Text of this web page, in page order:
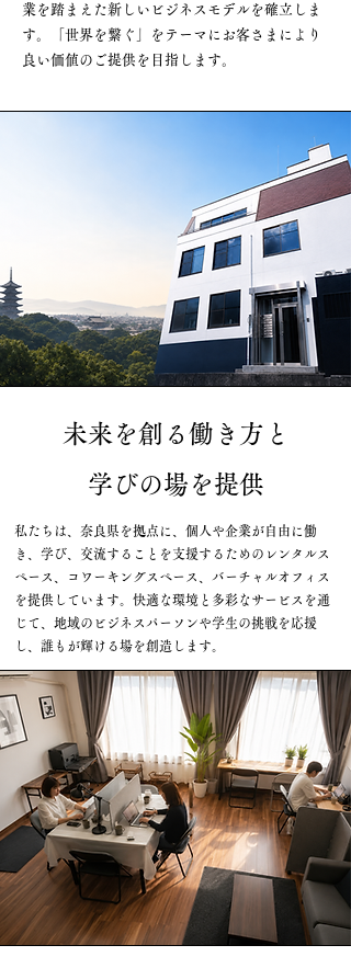
業を踏まえた新しいビジネスモデルを確立しま
す。「世界を繋ぐ」をテーマにお客さまにより
良い価値のご提供を目指します。
未来を創る働き方と
学びの場を提供
私たちは、奈良県を拠点に、個人や企業が自由に働
き、学び、交流することを支援するためのレンタルス
ペース、コワーキングスペース、バーチャルオフィス
を提供しています。快適な環境と多彩なサービスを通
じて、地域のビジネスパーソンや学生の挑戦を応援
し、誰もが輝ける場を創造します。